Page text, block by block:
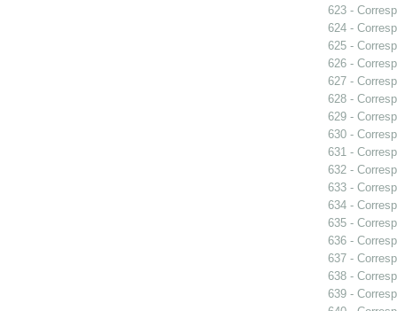
623 -
624 -
625 -
626 -
627 -
628 -
629 -
630 -
631 -
632 -
633 -
634 -
635 -
636 -
637 -
638 -
639 -